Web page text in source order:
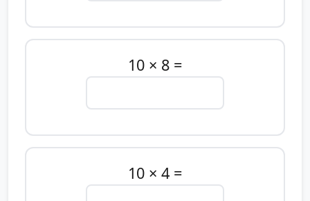
10 × 8 =
10 × 4 =